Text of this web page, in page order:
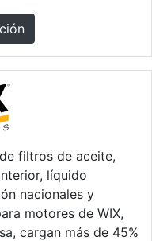
filtros de aceite,
líquido
nacionales y
motores de WIX,
cargan más de 45%